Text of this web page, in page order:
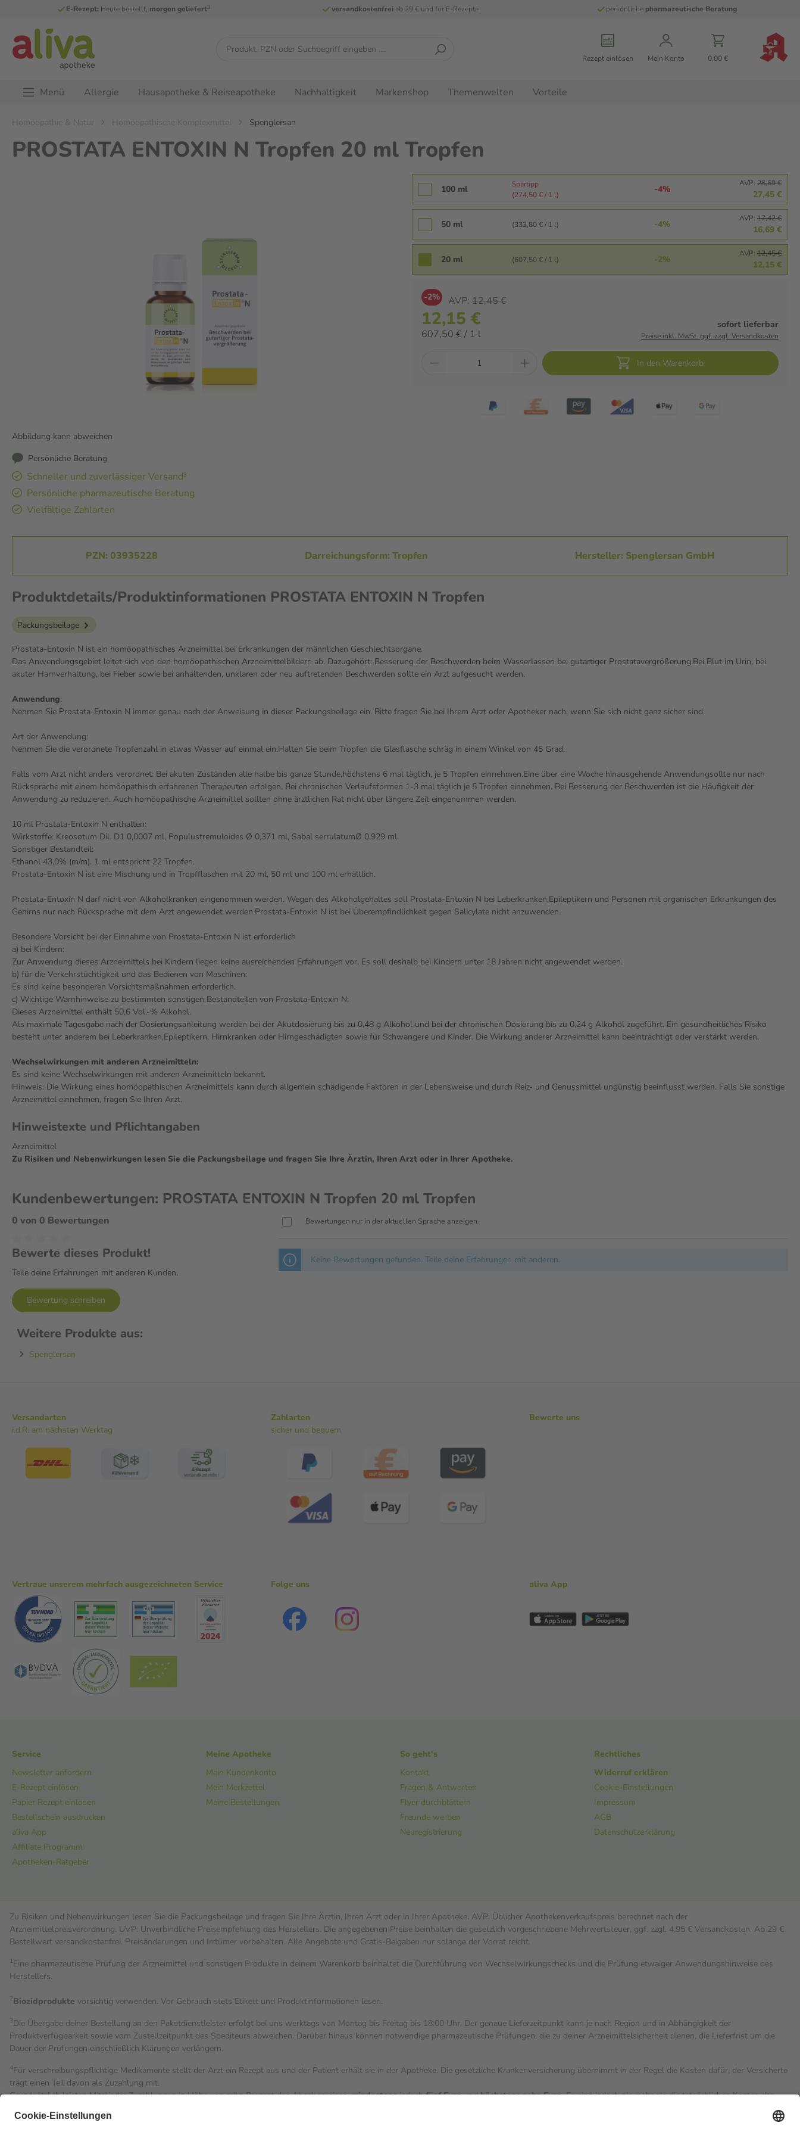
E-Rezept: Heute bestellt, morgen geliefert3 versandkostenfreiab 29 € und für E-Rezepte persönliche pharmazeutische Beratung
Rezept einlösen Mein Konto 0,00 €
Menü Allergie Hausapotheke & Reiseapotheke Nachhaltigkeit Markenshop Themenwelten Vorteile
Homöopathie & Natur Homöopathische Komplexmittel Spenglersan
PROSTATA ENTOXIN N Tropfen 20 ml Tropfen
Abbildung kann abweichen
Persönliche Beratung
Schneller und zuverlässiger Versand³
Persönliche pharmazeutische Beratung
Vielfältige Zahlarten
100 ml
Spartipp
(274,50 € / 1 l)
-4%
AVP: 28,69 €
27,45 €
50 ml (333,80 € / 1 l) -4%
AVP: 17,42 €
16,69 €
20 ml (607,50 € / 1 l) -2%
AVP: 12,45 €
12,15 €
-2% AVP: 12,45 €
12,15 €
607,50 € / 1 l
sofort lieferbar
Preise inkl. MwSt. ggf. zzgl. Versandkosten
In den Warenkorb
PZN: 03935228 Darreichungsform: Tropfen Hersteller: Spenglersan GmbH
Produktdetails/Produktinformationen PROSTATA ENTOXIN N Tropfen
Packungsbeilage
Prostata-Entoxin N ist ein homöopathisches Arzneimittel bei Erkrankungen der männlichen Geschlechtsorgane.
Das Anwendungsgebiet leitet sich von den homöopathischen Arzneimittelbildern ab. Dazugehört: Besserung der Beschwerden beim Wasserlassen bei gutartiger Prostatavergrößerung.Bei Blut im Urin, bei
akuter Harnverhaltung, bei Fieber sowie bei anhaltenden, unklaren oder neu auftretenden Beschwerden sollte ein Arzt aufgesucht werden.
Anwendung:
Nehmen Sie Prostata-Entoxin N immer genau nach der Anweisung in dieser Packungsbeilage ein. Bitte fragen Sie bei Ihrem Arzt oder Apotheker nach, wenn Sie sich nicht ganz sicher sind.
Art der Anwendung:
Nehmen Sie die verordnete Tropfenzahl in etwas Wasser auf einmal ein.Halten Sie beim Tropfen die Glasflasche schräg in einem Winkel von 45 Grad.
Falls vom Arzt nicht anders verordnet: Bei akuten Zuständen alle halbe bis ganze Stunde,höchstens 6 mal täglich, je 5 Tropfen einnehmen.Eine über eine Woche hinausgehende Anwendungsollte nur nach
Rücksprache mit einem homöopathisch erfahrenen Therapeuten erfolgen. Bei chronischen Verlaufsformen 1-3 mal täglich je 5 Tropfen einnehmen. Bei Besserung der Beschwerden ist die Häufigkeit der
Anwendung zu reduzieren. Auch homöopathische Arzneimittel sollten ohne ärztlichen Rat nicht über längere Zeit eingenommen werden.
10 ml Prostata-Entoxin N enthalten:
Wirkstoffe: Kreosotum Dil. D1 0,0007 ml, Populustremuloides Ø 0,371 ml, Sabal serrulatumØ 0,929 ml.
Sonstiger Bestandteil:
Ethanol 43,0% (m/m). 1 ml entspricht 22 Tropfen.
Prostata-Entoxin N ist eine Mischung und in Tropfflaschen mit 20 ml, 50 ml und 100 ml erhältlich.
Prostata-Entoxin N darf nicht von Alkoholkranken eingenommen werden. Wegen des Alkoholgehaltes soll Prostata-Entoxin N bei Leberkranken,Epileptikern und Personen mit organischen Erkrankungen des
Gehirns nur nach Rücksprache mit dem Arzt angewendet werden.Prostata-Entoxin N ist bei Überempfindlichkeit gegen Salicylate nicht anzuwenden.
Besondere Vorsicht bei der Einnahme von Prostata-Entoxin N ist erforderlich
a) bei Kindern:
Zur Anwendung dieses Arzneimittels bei Kindern liegen keine ausreichenden Erfahrungen vor. Es soll deshalb bei Kindern unter 18 Jahren nicht angewendet werden.
b) für die Verkehrstüchtigkeit und das Bedienen von Maschinen:
Es sind keine besonderen Vorsichtsmaßnahmen erforderlich.
c) Wichtige Warnhinweise zu bestimmten sonstigen Bestandteilen von Prostata-Entoxin N:
Dieses Arzneimittel enthält 50,6 Vol.-% Alkohol.
Als maximale Tagesgabe nach der Dosierungsanleitung werden bei der Akutdosierung bis zu 0,48 g Alkohol und bei der chronischen Dosierung bis zu 0,24 g Alkohol zugeführt. Ein gesundheitliches Risiko
besteht unter anderem bei Leberkranken,Epileptikern, Hirnkranken oder Hirngeschädigten sowie für Schwangere und Kinder. Die Wirkung anderer Arzneimittel kann beeinträchtigt oder verstärkt werden.
Wechselwirkungen mit anderen Arzneimitteln:
Es sind keine Wechselwirkungen mit anderen Arzneimitteln bekannt.
Hinweis: Die Wirkung eines homöopathischen Arzneimittels kann durch allgemein schädigende Faktoren in der Lebensweise und durch Reiz- und Genussmittel ungünstig beeinflusst werden. Falls Sie sonstige
Arzneimittel einnehmen, fragen Sie Ihren Arzt.
Hinweistexte und Pflichtangaben
Arzneimittel
Zu Risiken und Nebenwirkungen lesen Sie die Packungsbeilage und fragen Sie Ihre Ärztin, Ihren Arzt oder in Ihrer Apotheke.
Kundenbewertungen: PROSTATA ENTOXIN N Tropfen 20 ml Tropfen
0 von 0 Bewertungen
Bewerte dieses Produkt!
Teile deine Erfahrungen mit anderen Kunden.
Bewertung schreiben
Bewertungen nur in der aktuellen Sprache anzeigen.
Keine Bewertungen gefunden. Teile deine Erfahrungen mit anderen.
Weitere Produkte aus:
Spenglersan
Versandarten
i.d.R. am nächsten Werktag
Zahlarten
sicher und bequem
Bewerte uns
Vertraue unserem mehrfach ausgezeichneten Service Folge uns aliva App
Service
Newsletter anfordern
E-Rezept einlösen
Papier Rezept einlösen
Bestellschein ausdrucken
aliva App
Affiliate Programm
Apotheken-Ratgeber
Meine Apotheke
Mein Kundenkonto
Mein Merkzettel
Meine Bestellungen
So geht's
Kontakt
Fragen & Antworten
Flyer durchblättern
Freunde werben
Neuregistrierung
Rechtliches
Widerruf erklären
Cookie-Einstellungen
Impressum
AGB
Datenschutzerklärung
Zu Risiken und Nebenwirkungen lesen Sie die Packungsbeilage und fragen Sie Ihre Ärztin, Ihren Arzt oder in Ihrer Apotheke. AVP: Üblicher Apothekenverkaufspreis berechnet nach der
Arzneimittelpreisverordnung. UVP: Unverbindliche Preisempfehlung des Herstellers. Die angegebenen Preise beinhalten die gesetzlich vorgeschriebene Mehrwertsteuer, ggf. zzgl. 4,95 € Versandkosten. Ab 29 €
Bestell­wert versand­kosten­frei. Preisänderungen und Irrtümer vorbehalten. Alle Angebote und Gratis-Beigaben nur solange der Vorrat reicht.
1Eine pharmazeutische Prüfung der Arzneimittel und sonstigen Produkte in deinem Warenkorb beinhaltet die Durchführung von Wechselwirkungschecks und die Prüfung etwaiger Anwendungshinweise des
Herstellers.
2Biozidprodukte vorsichtig verwenden. Vor Gebrauch stets Etikett und Produktinformationen lesen.
3Die Übergabe deiner Bestellung an den Paketdienstleister erfolgt bei uns werktags von Montag bis Freitag bis 18:00 Uhr. Der genaue Lieferzeitpunkt kann je nach Region und in Abhängigkeit der
Produktverfügbarkeit sowie vom Zustellzeitpunkt des Spediteurs abweichen. Darüber hinaus können notwendige pharmazeutische Prüfungen, die zu deiner Arzneimittelsicherheit dienen, die Lieferfrist um die
Dauer der Prüfungen einschließlich Klärungen verlängern.
4Für verschreibungspflichtige Medikamente stellt der Arzt ein Rezept aus und der Patient erhält sie in der Apotheke. Die gesetzliche Krankenversicherung übernimmt in der Regel die Kosten dafür, der Versicherte
trägt einen Teil davon als Zuzahlung mit.
Grundsätzlich leisten Mitglieder Zuzahlungen in Höhe von zehn Prozent des Abgabepreises,mindestensjedochfünf Euroundhöchstens zehn Euro.Es sind jedoch nie mehr als die tatsächlichen Kosten der
Diese Regeln gelten grundsätzlich auch für Online-Apotheken.